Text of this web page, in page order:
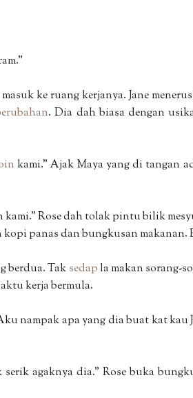
ke ruang kerjanya. Jane
. Dia dah biasa dengan
kami." Ajak Maya yang di tangan
Rose dah tolak pintu bilik
kopi panas dan bungkusan makanan.
berdua. Tak sedap la makan sorang-
kerja bermula.
nampak apa yang dia buat kat kau
agaknya dia." Rose buka